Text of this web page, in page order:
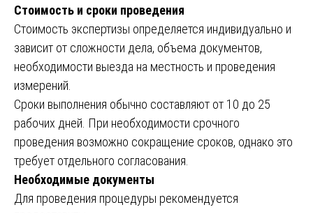
Стоимость и сроки проведения
Стоимость экспертизы определяется индивидуально и
зависит от сложности дела, объема документов,
необходимости выезда на местность и проведения
измерений.
Сроки выполнения обычно составляют от 10 до 25
рабочих дней. При необходимости срочного
проведения возможно сокращение сроков, однако это
требует отдельного согласования.
Необходимые документы
Для проведения процедуры рекомендуется